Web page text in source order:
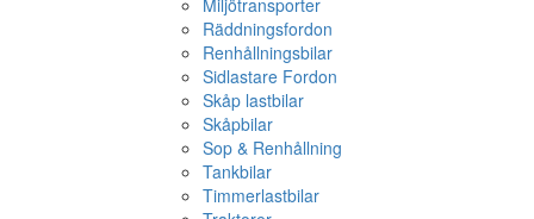
Miljötransporter
Räddningsfordon
Renhållningsbilar
Sidlastare Fordon
Skåp lastbilar
Skåpbilar
Sop & Renhållning
Tankbilar
Timmerlastbilar